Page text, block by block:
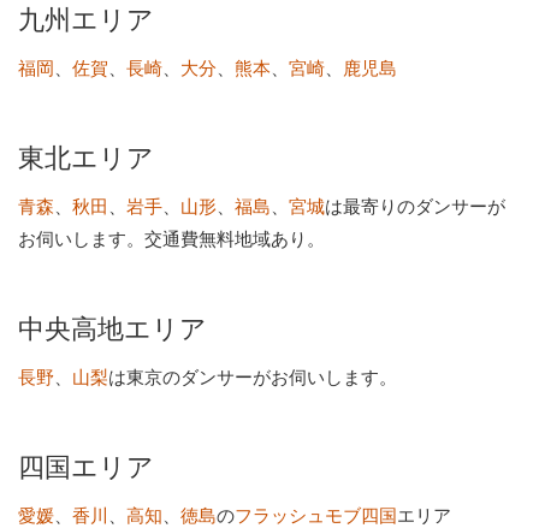
九州エリア
福岡、 佐賀、 長崎、 大分、 熊本、 宮崎、 鹿児島
東北エリア
青森、 秋田 、 岩手、 山形、 福島、 宮城は最寄りのダンサーが
お伺いします。交通費無料地域あり。
中央高地エリア
長野、 山梨は東京のダンサーがお伺いします。
四国エリア
愛媛、 香川 、 高知、 徳島のフラッシュモブ四国エリア